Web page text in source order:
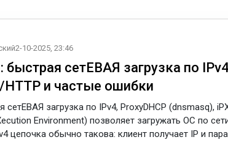
2-10-2025, 23:46
быстрая сетЕВАЯ загрузка по
HTTP и частые ошибки
сетЕВАЯ загрузка по IPv4, ProxyDHCP (dnsmasq),
Environment) позволяет загружать ОС по
цепочка обычно такова: клиент получает IP и
как включить ProxyDHCP без трогания